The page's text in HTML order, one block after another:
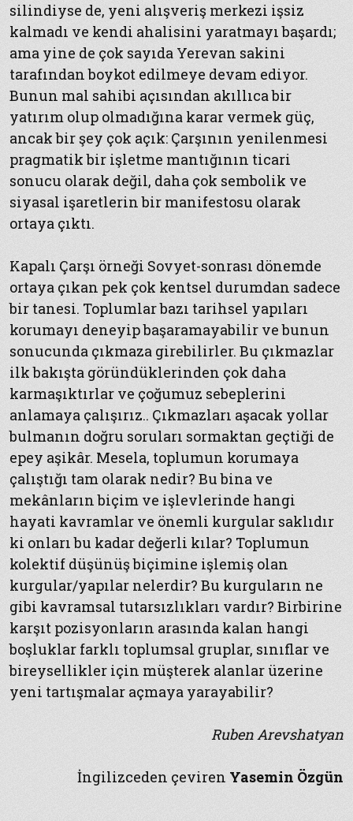
silindiyse de, yeni alışveriş merkezi işsiz
kalmadı ve kendi ahalisini yaratmayı başardı;
ama yine de çok sayıda Yerevan sakini
tarafından boykot edilmeye devam ediyor.
Bunun mal sahibi açısından akıllıca bir
yatırım olup olmadığına karar vermek güç,
ancak bir şey çok açık: Çarşının yenilenmesi
pragmatik bir işletme mantığının ticari
sonucu olarak değil, daha çok sembolik ve
siyasal işaretlerin bir manifestosu olarak
ortaya çıktı.
Kapalı Çarşı örneği Sovyet-sonrası dönemde
ortaya çıkan pek çok kentsel durumdan sadece
bir tanesi. Toplumlar bazı tarihsel yapıları
korumayı deneyip başaramayabilir ve bunun
sonucunda çıkmaza girebilirler. Bu çıkmazlar
ilk bakışta göründüklerinden çok daha
karmaşıktırlar ve çoğumuz sebeplerini
anlamaya çalışırız.. Çıkmazları aşacak yollar
bulmanın doğru soruları sormaktan geçtiği de
epey aşikâr. Mesela, toplumun korumaya
çalıştığı tam olarak nedir? Bu bina ve
mekânların biçim ve işlevlerinde hangi
hayati kavramlar ve önemli kurgular saklıdır
ki onları bu kadar değerli kılar? Toplumun
kolektif düşünüş biçimine işlemiş olan
kurgular/yapılar nelerdir? Bu kurguların ne
gibi kavramsal tutarsızlıkları vardır? Birbirine
karşıt pozisyonların arasında kalan hangi
boşluklar farklı toplumsal gruplar, sınıflar ve
bireysellikler için müşterek alanlar üzerine
yeni tartışmalar açmaya yarayabilir?
Ruben Arevshatyan
İngilizceden çeviren Yasemin Özgün